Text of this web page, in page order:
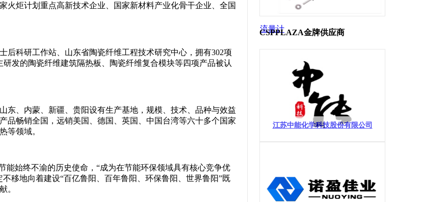
流量计
CSPPLAZA金牌供应商
江苏中能化学科技股份有限公司
火炬计划重点高新技术企业、国家新材料产业化骨干企业、全国
后科研工作站、山东省陶瓷纤维工程技术研究中心，拥有302项
发的陶瓷纤维建筑隔热板、陶瓷纤维复合模块等四项产品被认
东、内蒙、新疆、贵阳设有生产基地，规模、技术、品种与效益
品畅销全国，远销美国、德国、英国、中国台湾等六十多个国家
等领域。
能始终不渝的历史使命，“成为在节能环保领域具有核心竞争优
移地向着建设“百亿鲁阳、百年鲁阳、环保鲁阳、世界鲁阳”既
。